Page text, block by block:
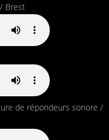
/ Brest
de répondeurs sonore /